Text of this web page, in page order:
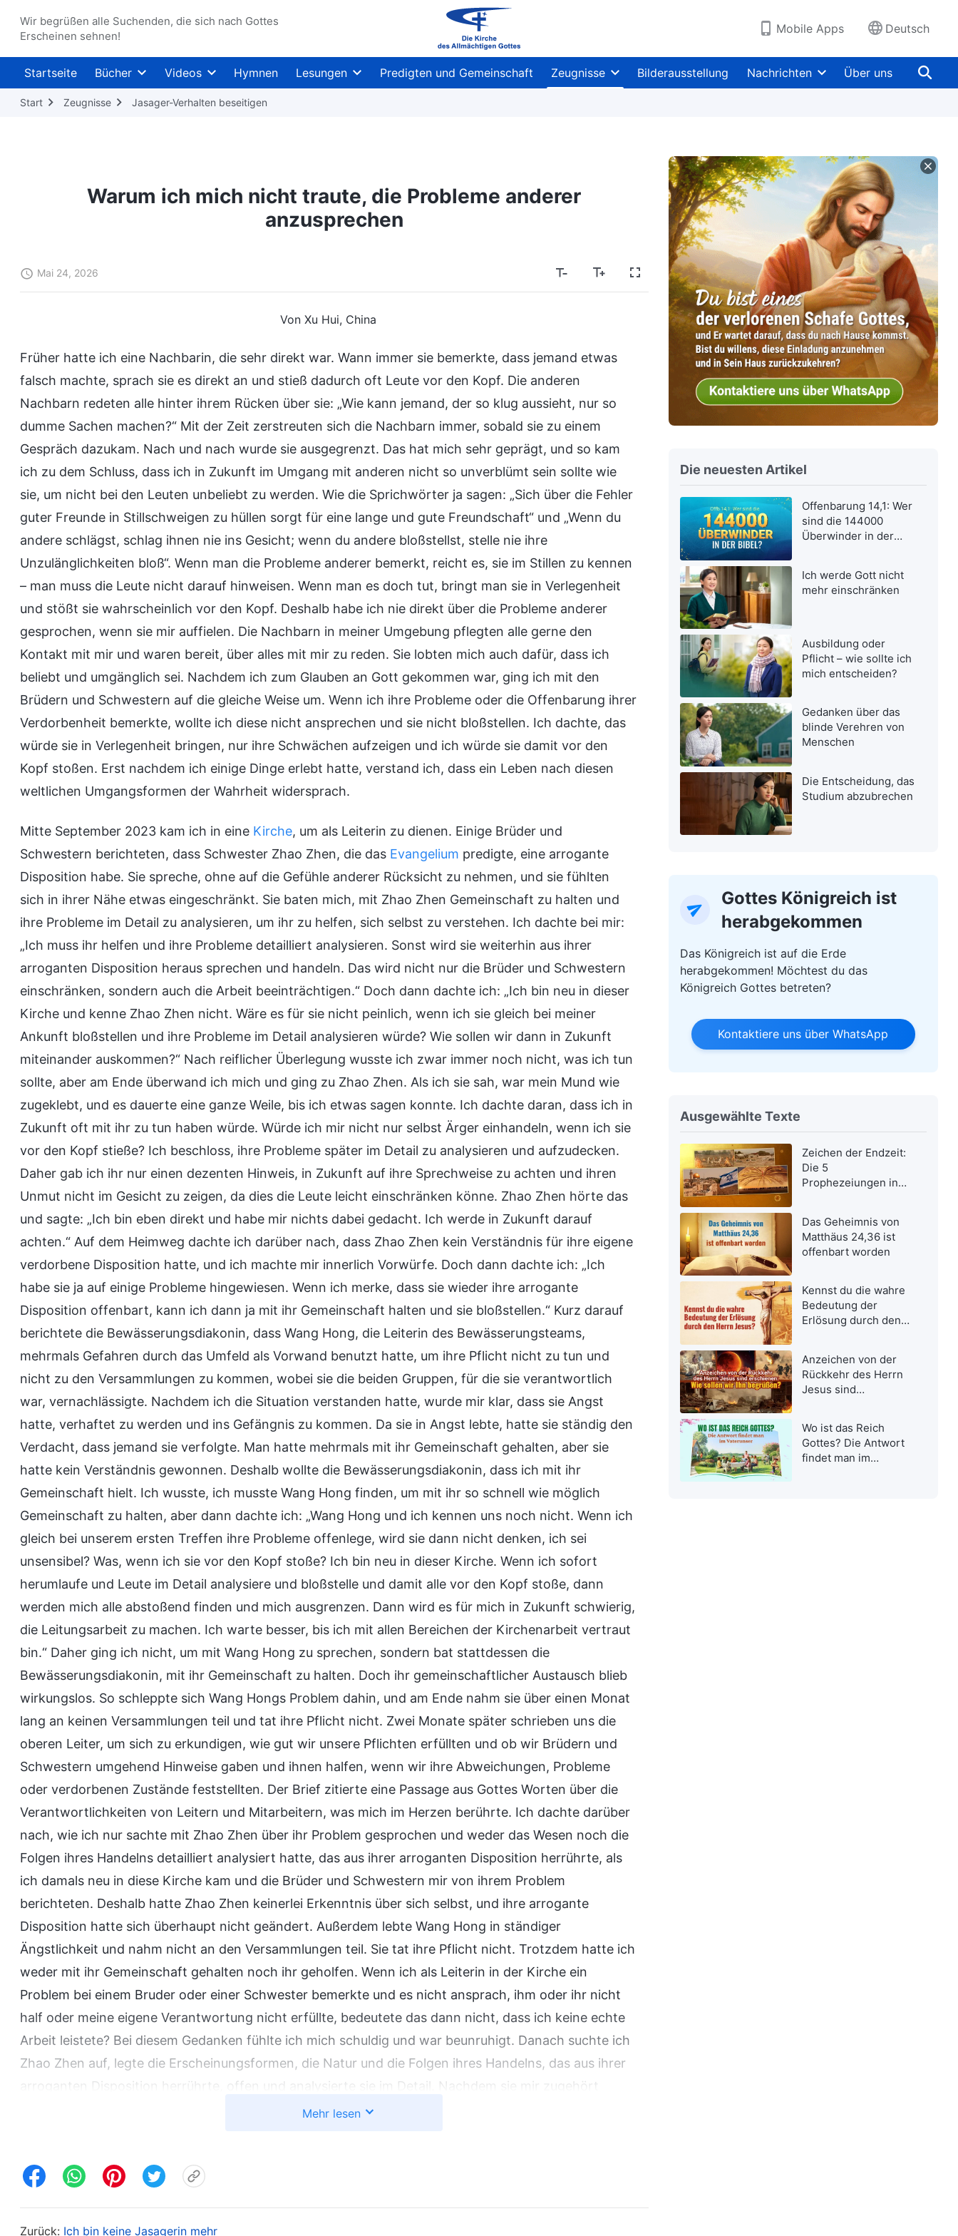
Wir begrüßen alle Suchenden, die sich nach Gottes
Erscheinen sehnen!
Mobile Apps Deutsch
Startseite Bücher Videos Hymnen Lesungen Predigten und Gemeinschaft Zeugnisse Bilderausstellung Nachrichten Über uns
Start Zeugnisse Jasager-Verhalten beseitigen
Warum ich mich nicht traute, die Probleme anderer
anzusprechen
Mai 24, 2026
Von Xu Hui, China
Früher hatte ich eine Nachbarin, die sehr direkt war. Wann immer sie bemerkte, dass jemand etwas
falsch machte, sprach sie es direkt an und stieß dadurch oft Leute vor den Kopf. Die anderen
Nachbarn redeten alle hinter ihrem Rücken über sie: „Wie kann jemand, der so klug aussieht, nur so
dumme Sachen machen?“ Mit der Zeit zerstreuten sich die Nachbarn immer, sobald sie zu einem
Gespräch dazukam. Nach und nach wurde sie ausgegrenzt. Das hat mich sehr geprägt, und so kam
ich zu dem Schluss, dass ich in Zukunft im Umgang mit anderen nicht so unverblümt sein sollte wie
sie, um nicht bei den Leuten unbeliebt zu werden. Wie die Sprichwörter ja sagen: „Sich über die Fehler
guter Freunde in Stillschweigen zu hüllen sorgt für eine lange und gute Freundschaft“ und „Wenn du
andere schlägst, schlag ihnen nie ins Gesicht; wenn du andere bloßstellst, stelle nie ihre
Unzulänglichkeiten bloß“. Wenn man die Probleme anderer bemerkt, reicht es, sie im Stillen zu kennen
– man muss die Leute nicht darauf hinweisen. Wenn man es doch tut, bringt man sie in Verlegenheit
und stößt sie wahrscheinlich vor den Kopf. Deshalb habe ich nie direkt über die Probleme anderer
gesprochen, wenn sie mir auffielen. Die Nachbarn in meiner Umgebung pflegten alle gerne den
Kontakt mit mir und waren bereit, über alles mit mir zu reden. Sie lobten mich auch dafür, dass ich
beliebt und umgänglich sei. Nachdem ich zum Glauben an Gott gekommen war, ging ich mit den
Brüdern und Schwestern auf die gleiche Weise um. Wenn ich ihre Probleme oder die Offenbarung ihrer
Verdorbenheit bemerkte, wollte ich diese nicht ansprechen und sie nicht bloßstellen. Ich dachte, das
würde sie in Verlegenheit bringen, nur ihre Schwächen aufzeigen und ich würde sie damit vor den
Kopf stoßen. Erst nachdem ich einige Dinge erlebt hatte, verstand ich, dass ein Leben nach diesen
weltlichen Umgangsformen der Wahrheit widersprach.
Mitte September 2023 kam ich in eine Kirche, um als Leiterin zu dienen. Einige Brüder und
Schwestern berichteten, dass Schwester Zhao Zhen, die das Evangelium predigte, eine arrogante
Disposition habe. Sie spreche, ohne auf die Gefühle anderer Rücksicht zu nehmen, und sie fühlten
sich in ihrer Nähe etwas eingeschränkt. Sie baten mich, mit Zhao Zhen Gemeinschaft zu halten und
ihre Probleme im Detail zu analysieren, um ihr zu helfen, sich selbst zu verstehen. Ich dachte bei mir:
„Ich muss ihr helfen und ihre Probleme detailliert analysieren. Sonst wird sie weiterhin aus ihrer
arroganten Disposition heraus sprechen und handeln. Das wird nicht nur die Brüder und Schwestern
einschränken, sondern auch die Arbeit beeinträchtigen.“ Doch dann dachte ich: „Ich bin neu in dieser
Kirche und kenne Zhao Zhen nicht. Wäre es für sie nicht peinlich, wenn ich sie gleich bei meiner
Ankunft bloßstellen und ihre Probleme im Detail analysieren würde? Wie sollen wir dann in Zukunft
miteinander auskommen?“ Nach reiflicher Überlegung wusste ich zwar immer noch nicht, was ich tun
sollte, aber am Ende überwand ich mich und ging zu Zhao Zhen. Als ich sie sah, war mein Mund wie
zugeklebt, und es dauerte eine ganze Weile, bis ich etwas sagen konnte. Ich dachte daran, dass ich in
Zukunft oft mit ihr zu tun haben würde. Würde ich mir nicht nur selbst Ärger einhandeln, wenn ich sie
vor den Kopf stieße? Ich beschloss, ihre Probleme später im Detail zu analysieren und aufzudecken.
Daher gab ich ihr nur einen dezenten Hinweis, in Zukunft auf ihre Sprechweise zu achten und ihren
Unmut nicht im Gesicht zu zeigen, da dies die Leute leicht einschränken könne. Zhao Zhen hörte das
und sagte: „Ich bin eben direkt und habe mir nichts dabei gedacht. Ich werde in Zukunft darauf
achten.“ Auf dem Heimweg dachte ich darüber nach, dass Zhao Zhen kein Verständnis für ihre eigene
verdorbene Disposition hatte, und ich machte mir innerlich Vorwürfe. Doch dann dachte ich: „Ich
habe sie ja auf einige Probleme hingewiesen. Wenn ich merke, dass sie wieder ihre arrogante
Disposition offenbart, kann ich dann ja mit ihr Gemeinschaft halten und sie bloßstellen.“ Kurz darauf
berichtete die Bewässerungsdiakonin, dass Wang Hong, die Leiterin des Bewässerungsteams,
mehrmals Gefahren durch das Umfeld als Vorwand benutzt hatte, um ihre Pflicht nicht zu tun und
nicht zu den Versammlungen zu kommen, wobei sie die beiden Gruppen, für die sie verantwortlich
war, vernachlässigte. Nachdem ich die Situation verstanden hatte, wurde mir klar, dass sie Angst
hatte, verhaftet zu werden und ins Gefängnis zu kommen. Da sie in Angst lebte, hatte sie ständig den
Verdacht, dass jemand sie verfolgte. Man hatte mehrmals mit ihr Gemeinschaft gehalten, aber sie
hatte kein Verständnis gewonnen. Deshalb wollte die Bewässerungsdiakonin, dass ich mit ihr
Gemeinschaft hielt. Ich wusste, ich musste Wang Hong finden, um mit ihr so schnell wie möglich
Gemeinschaft zu halten, aber dann dachte ich: „Wang Hong und ich kennen uns noch nicht. Wenn ich
gleich bei unserem ersten Treffen ihre Probleme offenlege, wird sie dann nicht denken, ich sei
unsensibel? Was, wenn ich sie vor den Kopf stoße? Ich bin neu in dieser Kirche. Wenn ich sofort
herumlaufe und Leute im Detail analysiere und bloßstelle und damit alle vor den Kopf stoße, dann
werden mich alle abstoßend finden und mich ausgrenzen. Dann wird es für mich in Zukunft schwierig,
die Leitungsarbeit zu machen. Ich warte besser, bis ich mit allen Bereichen der Kirchenarbeit vertraut
bin.“ Daher ging ich nicht, um mit Wang Hong zu sprechen, sondern bat stattdessen die
Bewässerungsdiakonin, mit ihr Gemeinschaft zu halten. Doch ihr gemeinschaftlicher Austausch blieb
wirkungslos. So schleppte sich Wang Hongs Problem dahin, und am Ende nahm sie über einen Monat
lang an keinen Versammlungen teil und tat ihre Pflicht nicht. Zwei Monate später schrieben uns die
oberen Leiter, um sich zu erkundigen, wie gut wir unsere Pflichten erfüllten und ob wir Brüdern und
Schwestern umgehend Hinweise gaben und ihnen halfen, wenn wir ihre Abweichungen, Probleme
oder verdorbenen Zustände feststellten. Der Brief zitierte eine Passage aus Gottes Worten über die
Verantwortlichkeiten von Leitern und Mitarbeitern, was mich im Herzen berührte. Ich dachte darüber
nach, wie ich nur sachte mit Zhao Zhen über ihr Problem gesprochen und weder das Wesen noch die
Folgen ihres Handelns detailliert analysiert hatte, das aus ihrer arroganten Disposition herrührte, als
ich damals neu in diese Kirche kam und die Brüder und Schwestern mir von ihrem Problem
berichteten. Deshalb hatte Zhao Zhen keinerlei Erkenntnis über sich selbst, und ihre arrogante
Disposition hatte sich überhaupt nicht geändert. Außerdem lebte Wang Hong in ständiger
Ängstlichkeit und nahm nicht an den Versammlungen teil. Sie tat ihre Pflicht nicht. Trotzdem hatte ich
weder mit ihr Gemeinschaft gehalten noch ihr geholfen. Wenn ich als Leiterin in der Kirche ein
Problem bei einem Bruder oder einer Schwester bemerkte und es nicht ansprach, ihm oder ihr nicht
half oder meine eigene Verantwortung nicht erfüllte, bedeutete das dann nicht, dass ich keine echte
Arbeit leistete? Bei diesem Gedanken fühlte ich mich schuldig und war beunruhigt. Danach suchte ich
Zhao Zhen auf, legte die Erscheinungsformen, die Natur und die Folgen ihres Handelns, das aus ihrer
arroganten Disposition herrührte, offen und analysierte sie im Detail. Nachdem sie mir zugehört
hatte, gewann sie etwas Erkenntnis über sich selbst und war bereit, umzukehren. Anschließend ging
verachtenswerte verdorbene Disposition. Später begann sie wieder, ihre Pflicht zu tun. Als ich nach
Mehr lesen
Zurück: Ich bin keine Jasagerin mehr
Die neuesten Artikel
Offenbarung 14,1: Wer
sind die 144000
Überwinder in der
Ich werde Gott nicht
mehr einschränken
Ausbildung oder
Pflicht – wie sollte ich
mich entscheiden?
Gedanken über das
blinde Verehren von
Menschen
Die Entscheidung, das
Studium abzubrechen
Gottes Königreich ist
herabgekommen
Das Königreich ist auf die Erde
herabgekommen! Möchtest du das
Königreich Gottes betreten?
Kontaktiere uns über WhatsApp
Ausgewählte Texte
Zeichen der Endzeit:
Die 5
Prophezeiungen in
Herrn Jesus wurden
erfüllt
Das Geheimnis von
Matthäus 24,36 ist
offenbart worden
Kennst du die wahre
Bedeutung der
Erlösung durch den
Anzeichen von der
Rückkehr des Herrn
Jesus sind
begrüßen?
Wo ist das Reich
Gottes? Die Antwort
findet man im